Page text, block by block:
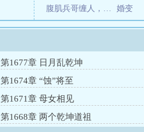
腹肌兵哥缠人，在七零日日笙歌
婚变
第1677章 日月乱乾坤
第1674章 “蚀”将至
第1671章 母女相见
第1668章 两个乾坤道祖